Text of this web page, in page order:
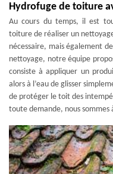
Hydrofuge de toiture
Au cours du temps, il est
toiture de réaliser un
nécessaire, mais également
nettoyage, notre équipe
consiste à appliquer un
alors à l’eau de glisser
de protéger le toit des
toute demande, nous sommes